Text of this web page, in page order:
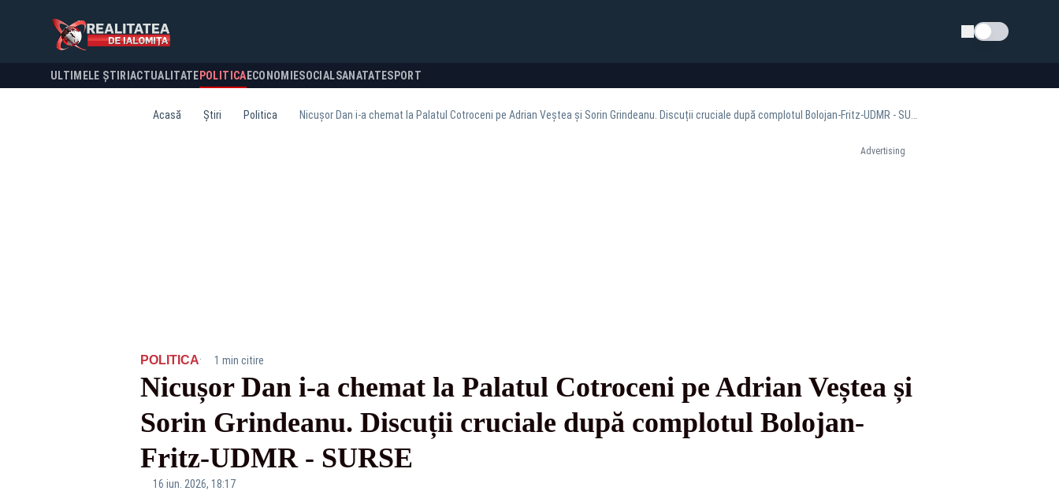
Schimba tema
ULTIMELE ȘTIRI ACTUALITATE POLITICA ECONOMIESOCIALSANATATESPORT
Acasă Știri Politica
Advertising
POLITICA· 1 min citire
Nicușor Dan i-a chemat la Palatul Cotroceni pe Adrian Veștea și
Sorin Grindeanu. Discuții cruciale după complotul Bolojan-
Fritz-UDMR - SURSE
16 iun. 2026, 18:17